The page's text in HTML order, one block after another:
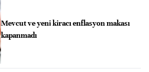
Mevcut ve yeni kiracı enflasyon makası
kapanmadı